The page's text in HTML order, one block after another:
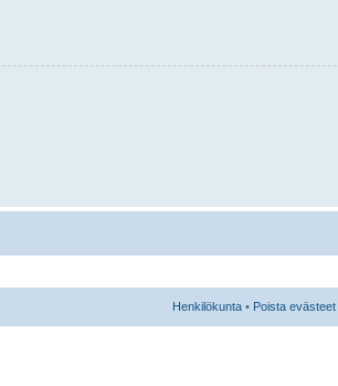
Henkilökunta • Poista evästeet